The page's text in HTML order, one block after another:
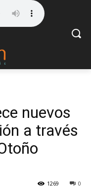
nuevos
a través
0
1269